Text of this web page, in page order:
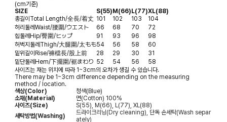
(cm기준)
SIZE
S(55) M(66) L(77)XL(88)
총길이 Total Length/全長/着丈 101 102 103
104
허리둘레 Waist/腰圍/ウエスト 66 68 70
72
힙둘레 Hip/臀圍/ヒップ 91 93 96
98
허벅지둘레 Thigh/大腿圍/太もも54 56 58
60
밑위길이 Rise/褲檔長/股上前 28 29 30
31
밑단둘레 Hem/下擺圍/裾まわり 52 54 56
58
사이즈는 재는 위치에 따라 1~3cm의 오차가 생길 수 있습니다.
There may be 1~3cm difference depending on the measuring
method / location.
색상(Color)
청색(Blue)
소재(Material)
면(Cotton) 100%
사이즈(Size)
S(55), M(66), L(77), XL(88)
세탁방법(Washing)
드라이크리닝(Dry cleaning), 단독 손세탁(Wash separ
ately)